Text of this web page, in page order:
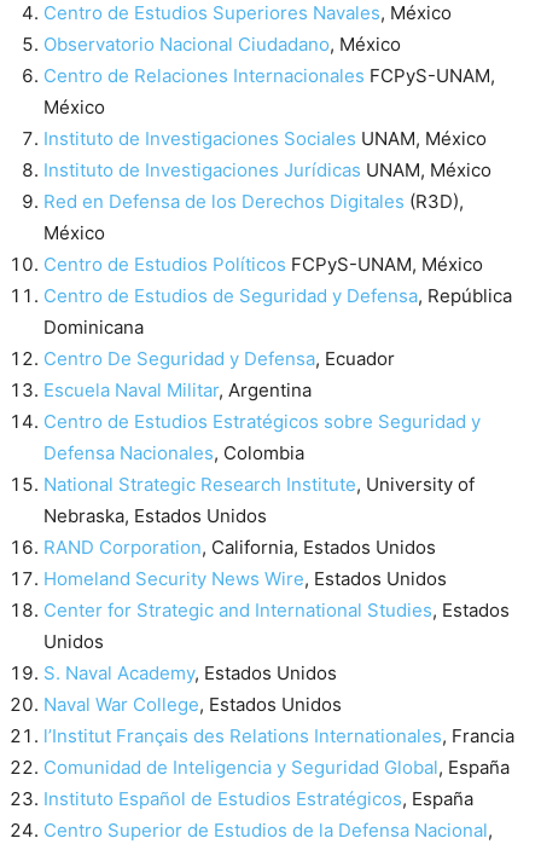
Centro de Estudios Superiores Navales, México
Observatorio Nacional Ciudadano, México
Centro de Relaciones Internacionales FCPyS-UNAM,
México
Instituto de Investigaciones Sociales UNAM, México
Instituto de Investigaciones Jurídicas UNAM, México
Red en Defensa de los Derechos Digitales (R3D),
México
Centro de Estudios Políticos FCPyS-UNAM, México
Centro de Estudios de Seguridad y Defensa, República
Dominicana
Centro De Seguridad y Defensa, Ecuador
Escuela Naval Militar, Argentina
Centro de Estudios Estratégicos sobre Seguridad y
Defensa Nacionales, Colombia
National Strategic Research Institute, University of
Nebraska, Estados Unidos
RAND Corporation, California, Estados Unidos
Homeland Security News Wire, Estados Unidos
Center for Strategic and International Studies, Estados
Unidos
S. Naval Academy, Estados Unidos
Naval War College, Estados Unidos
l’Institut Français des Relations Internationales, Francia
Comunidad de Inteligencia y Seguridad Global, España
Instituto Español de Estudios Estratégicos, España
Centro Superior de Estudios de la Defensa Nacional,